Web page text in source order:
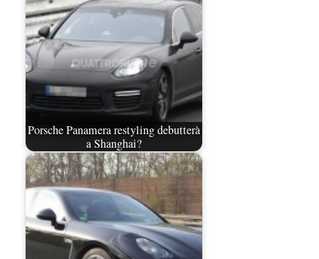
Porsche Panamera restyling debutterà
a Shanghai?